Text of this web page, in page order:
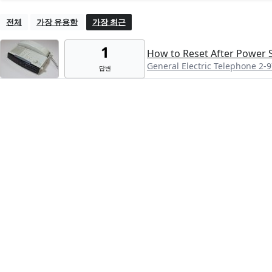
전체 가장 유용함 가장 최근
1
답변
How to Reset After Power
General Electric Telephone 2-